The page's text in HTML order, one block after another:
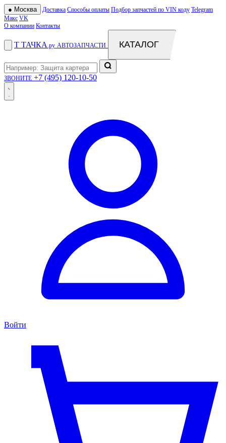
● Москва Доставка Способы оплаты Подбор запчастей по VIN коду Telegram
Макс VK
О компании Контакты
Т ТАЧКА .ру АВТОЗАПЧАСТИ КАТАЛОГ
ЗВОНИТЕ +7 (495) 120-10-50
Войти